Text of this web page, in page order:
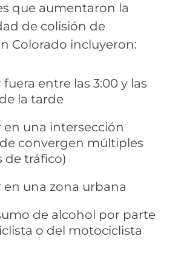
que aumentaron la
de colisión de
Colorado incluyeron:
fuera entre las 3:00 y las
la tarde
en una intersección
convergen múltiples
de tráfico)
en una zona urbana
de alcohol por parte
o del motociclista